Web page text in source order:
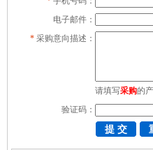
电子邮件：
* 采购意向描述：
请填写采购的
验证码：